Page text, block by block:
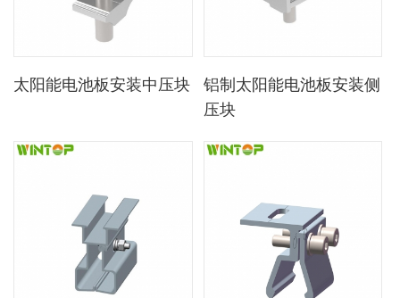
太阳能电池板安装中压块
铝制太阳能电池板安装侧
压块